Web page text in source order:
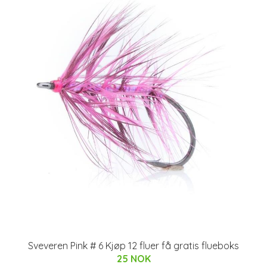
Sveveren Pink # 6 Kjøp 12 fluer få gratis flueboks
25 NOK